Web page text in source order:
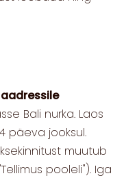
Bali nurka. Laos
päeva jooksul.
muutub
pooleli"). Iga